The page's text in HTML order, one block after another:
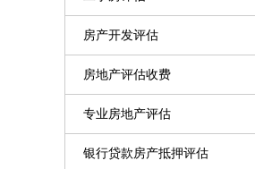
房产开发评估
房地产评估收费
专业房地产评估
银行贷款房产抵押评估